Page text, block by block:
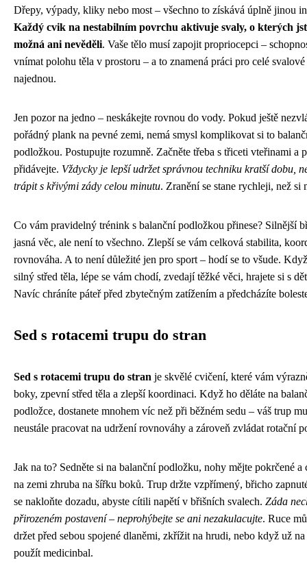
Dřepy, výpady, kliky nebo most – všechno to získává úplně jinou
Každý cvik na nestabilním povrchu aktivuje svaly, o kterých
možná ani nevěděli. Vaše tělo musí zapojit propriocepci –
vnímat polohu těla v prostoru – a to znamená práci pro celé svalové
najednou.
Jen pozor na jedno – neskákejte rovnou do vody. Pokud ještě
pořádný plank na pevné zemi, nemá smysl komplikovat si to
podložkou. Postupujte rozumně. Začněte třeba s třiceti vteřinami a
přidávejte. Vždycky je lepší udržet správnou techniku kratší dobu,
trápit s křivými zády celou minutu. Zranění se stane rychleji, než si
Co vám pravidelný trénink s balanční podložkou přinese? Silnější
jasná věc, ale není to všechno. Zlepší se vám celková stabilita,
rovnováha. A to není důležité jen pro sport – hodí se to všude.
silný střed těla, lépe se vám chodí, zvedají těžké věci, hrajete si s
Navíc chráníte páteř před zbytečným zatížením a předcházíte
Sed s rotacemi trupu do stran
Sed s rotacemi trupu do stran je skvělé cvičení, které vám
boky, zpevní střed těla a zlepší koordinaci. Když ho děláte na
podložce, dostanete mnohem víc než při běžném sedu – váš trup
neustále pracovat na udržení rovnováhy a zároveň zvládat rotační
Jak na to? Sedněte si na balanční podložku, nohy mějte pokrčené a
na zemi zhruba na šířku boků. Trup držte vzpřímený, břicho
se nakloňte dozadu, abyste cítili napětí v břišních svalech. Záda
přirozeném postavení – neprohýbejte se ani nezakulacujte. Ruce
držet před sebou spojené dlaněmi, zkřížit na hrudi, nebo když už na
použít medicinbal.